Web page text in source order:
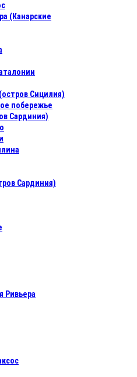
(Канарские
Сицилия)
побережье
Сардиния)
Сардиния)
Ривьера